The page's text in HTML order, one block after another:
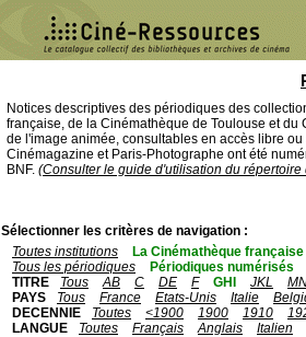
Notices descriptives des périodiques des
française, de la Cinémathèque de Toulouse et du
de l'image animée, consultables en accès libre
Cinémagazine et Paris-Photographe ont été
BNF. (Consulter le guide d'utilisation du
Sélectionner les critères de navigation :
Toutes institutions
La Cinémathèque française
Tous les périodiques
Périodiques numérisés
TITRE
Tous AB C DE F GHI JKL
PAYS
Tous France Etats-Unis Italie
DECENNIE
Toutes <1900 1900 1910
LANGUE
Toutes Français Anglais Italien